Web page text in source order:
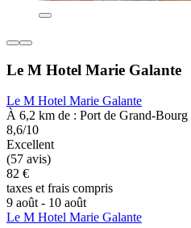
Le M Hotel Marie Galante
Le M Hotel Marie Galante
À 6,2 km de : Port de Grand-Bourg
8,6/10
Excellent
(57 avis)
82 €
taxes et frais compris
9 août - 10 août
Le M Hotel Marie Galante